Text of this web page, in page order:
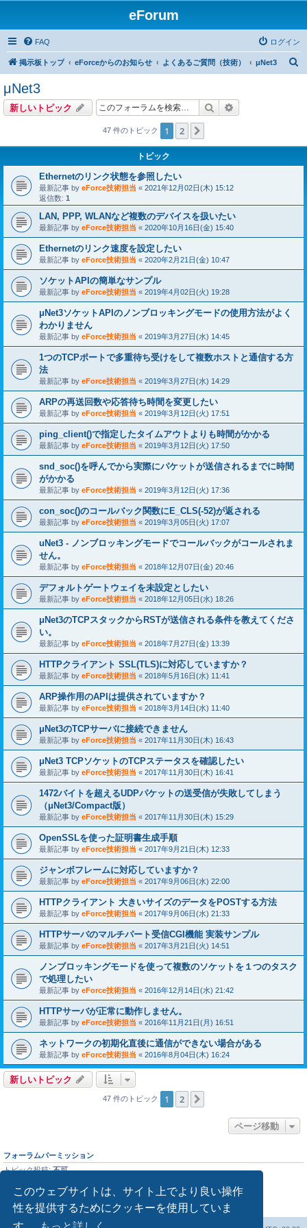
このウェブサイトは、サイト上でより良い操作
性を提供するためにクッキーを使用していま
eForum
FAQ ログイン
掲示板トップ eForceからのお知らせ よくあるご質問（技術） μNet3
μNet3
新しいトピック 検索
47 件のトピック 1 2
トピック
Ethernetのリンク状態を参照したい
最新記事 by eForce技術担当 « 2021年12月02日(木) 15:12
返信数: 1
LAN, PPP, WLANなど複数のデバイスを扱いたい
最新記事 by eForce技術担当 « 2020年10月16日(金) 15:40
Ethernetのリンク速度を設定したい
最新記事 by eForce技術担当 « 2020年2月21日(金) 10:47
ソケットAPIの簡単なサンプル
最新記事 by eForce技術担当 « 2019年4月02日(火) 19:28
μNet3ソケットAPIのノンブロッキングモードの使用方法がよく
わかりません
最新記事 by eForce技術担当 « 2019年3月27日(水) 14:45
1つのTCPポートで多重待ち受けをして複数ホストと通信する方
法
最新記事 by eForce技術担当 « 2019年3月27日(水) 14:29
ARPの再送回数や応答待ち時間を変更したい
最新記事 by eForce技術担当 « 2019年3月12日(火) 17:51
ping_client()で指定したタイムアウトよりも時間がかかる
最新記事 by eForce技術担当 « 2019年3月12日(火) 17:50
snd_soc()を呼んでから実際にパケットが送信されるまでに時間
がかかる
最新記事 by eForce技術担当 « 2019年3月12日(火) 17:36
con_soc()のコールバック関数にE_CLS(-52)が返される
最新記事 by eForce技術担当 « 2019年3月05日(火) 17:07
uNet3 - ノンブロッキングモードでコールバックがコールされま
せん。
最新記事 by eForce技術担当 « 2018年12月07日(金) 20:46
デフォルトゲートウェイを未設定としたい
最新記事 by eForce技術担当 « 2018年12月05日(水) 18:26
μNet3のTCPスタックからRSTが送信される条件を教えてくださ
い。
最新記事 by eForce技術担当 « 2018年7月27日(金) 13:39
HTTPクライアント SSL(TLS)に対応していますか？
最新記事 by eForce技術担当 « 2018年5月16日(水) 11:41
ARP操作用のAPIは提供されていますか？
最新記事 by eForce技術担当 « 2018年3月14日(水) 11:40
μNet3のTCPサーバに接続できません
最新記事 by eForce技術担当 « 2017年11月30日(木) 16:43
μNet3 TCPソケットのTCPステータスを確認したい
最新記事 by eForce技術担当 « 2017年11月30日(木) 16:41
1472バイトを超えるUDPパケットの送受信が失敗してしまう
（μNet3/Compact版）
最新記事 by eForce技術担当 « 2017年11月30日(木) 15:29
OpenSSLを使った証明書生成手順
最新記事 by eForce技術担当 « 2017年9月21日(木) 12:33
ジャンボフレームに対応していますか？
最新記事 by eForce技術担当 « 2017年9月06日(水) 22:00
HTTPクライアント 大きいサイズのデータをPOSTする方法
最新記事 by eForce技術担当 « 2017年9月06日(水) 21:33
HTTPサーバのマルチパート受信CGI機能 実装サンプル
最新記事 by eForce技術担当 « 2017年3月21日(火) 14:51
ノンブロッキングモードを使って複数のソケットを１つのタスク
で処理したい
最新記事 by eForce技術担当 « 2016年12月14日(水) 21:42
HTTPサーバが正常に動作しません。
最新記事 by eForce技術担当 « 2016年11月21日(月) 16:51
ネットワークの初期化直後に通信ができない場合がある
最新記事 by eForce技術担当 « 2016年8月04日(木) 16:24
新しいトピック
47 件のトピック 1 2
ページ移動
フォーラムパーミッション
トピック投稿:不可
記事編集:不可
記事削除:
不可
ファイル添付:不可